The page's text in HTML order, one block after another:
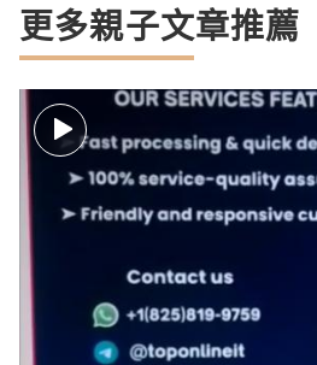
更多親子文章推薦